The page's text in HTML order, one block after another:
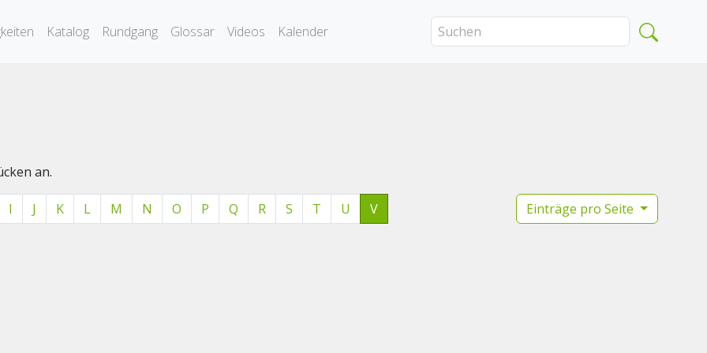
Katalog Rundgang Glossar Videos Kalender
an.
I J K L M N O P Q R S T U V Einträge pro Seite